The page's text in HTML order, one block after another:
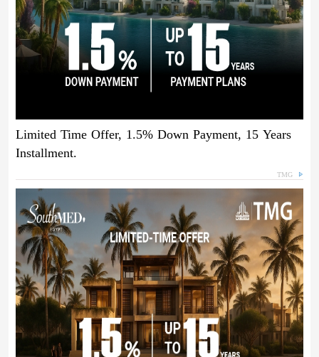
Limited Time Offer, 1.5% Down Payment, 15 Years
Installment.
TMG